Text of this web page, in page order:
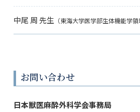
中尾 周 先生 （東海大学医学部生体機能学領
お問い合わせ
日本獣医麻酔外科学会事務局